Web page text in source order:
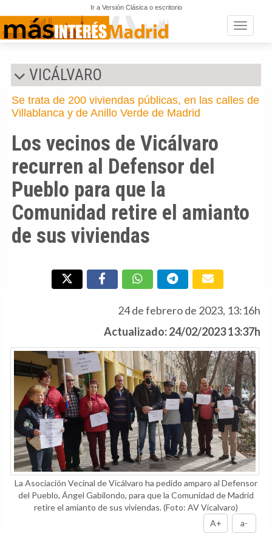
Ir a Versión Clásica o escritorio
Toggle
VICÁLVARO
Se trata de 200 viviendas públicas, en las calles de
Villablanca y de Anillo Verde de Madrid
Los vecinos de Vicálvaro
recurren al Defensor del
Pueblo para que la
Comunidad retire el amianto
de sus viviendas
24 de febrero de 2023, 13:16h
Actualizado: 24/02/2023 13:37h
La Asociación Vecinal de Vicálvaro ha pedido amparo al Defensor
del Pueblo, Ángel Gabilondo, para que la Comunidad de Madrid
retire el amianto de sus viviendas.(Foto: AV Vicalvaro)
A+
a-